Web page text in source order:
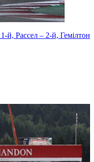
й, Рассел – 2-й, Гемілтон